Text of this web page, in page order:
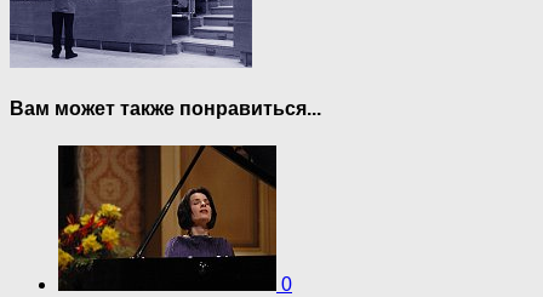
Вам может также понравиться...
0